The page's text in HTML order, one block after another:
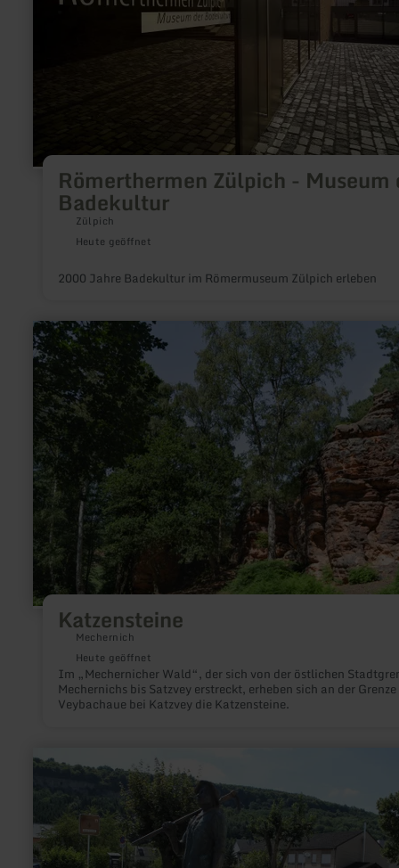
Römerthermen Zülpich - Museum
Badekultur
Zülpich
Heute geöffnet
2000 Jahre Badekultur im Römermuseum Zülpich erleben
Katzensteine
Mechernich
Heute geöffnet
Im „Mechernicher Wald“, der sich von der östlichen
Mechernichs bis Satzvey erstreckt, erheben sich an der
Veybachaue bei Katzvey die Katzensteine.
mehr
erfahren
zu:
Katzensteine
erfahren